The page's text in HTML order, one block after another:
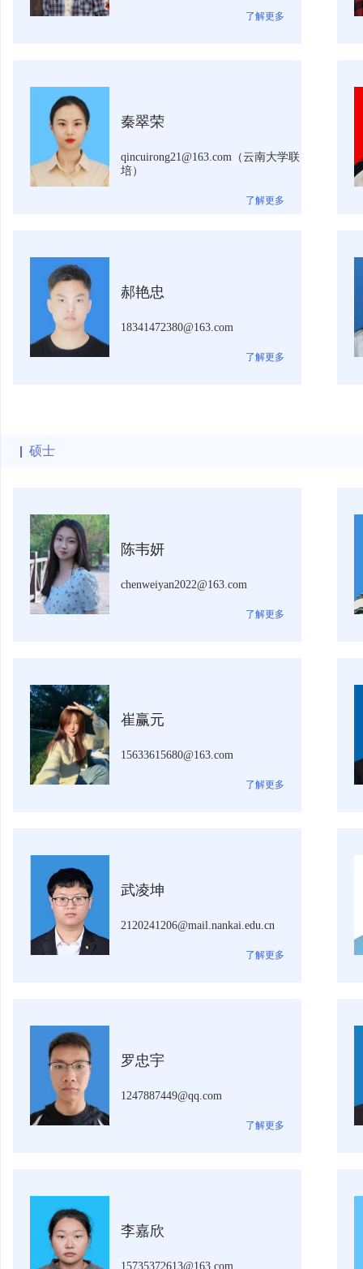
了解更多
秦翠荣
qincuirong21@163.com（云南大学联
培）
了解更多
郝艳忠
18341472380@163.com
了解更多
硕士
陈韦妍
chenweiyan2022@163.com
了解更多
崔赢元
15633615680@163.com
了解更多
武凌坤
2120241206@mail.nankai.edu.cn
了解更多
罗忠宇
1247887449@qq.com
了解更多
李嘉欣
15735372613@163.com